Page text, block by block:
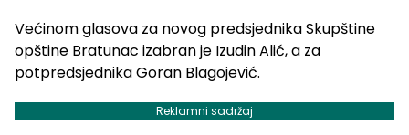
Većinom glasova za novog predsjednika Skupštine
opštine Bratunac izabran je Izudin Alić, a za
potpredsjednika Goran Blagojević.
Reklamni sadržaj